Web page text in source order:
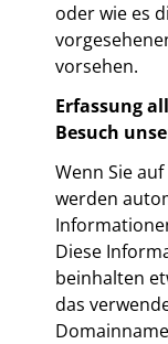
oder wie es
vorsehen.
Erfassung
Besuch
Wenn Sie
werden
Diese
beinhalten
das